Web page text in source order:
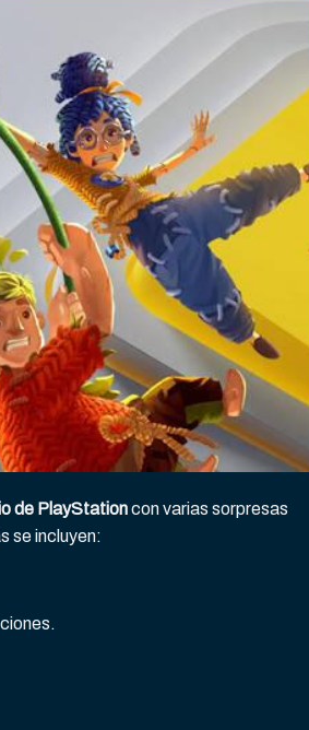
de PlayStationcon varias sorpresas
se incluyen: